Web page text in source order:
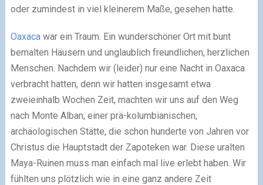
oder zumindest in viel kleinerem Maße, gesehen hatte.
Oaxacawar ein Traum. Ein wunderschöner Ort mit bunt
bemalten Häusern und unglaublich freundlichen, herzlichen
Menschen. Nachdem wir (leider) nur eine Nacht in Oaxaca
verbracht hatten, denn wir hatten insgesamt etwa
zweieinhalb Wochen Zeit, machten wir uns auf den Weg
nach Monte Alban, einer prä-kolumbianischen,
archäologischen Stätte, die schon hunderte von Jahren vor
Christus die Hauptstadt der Zapoteken war. Diese uralten
Maya-Ruinen muss man einfach mal live erlebt haben. Wir
fühlten uns plötzlich wie in eine ganz andere Zeit